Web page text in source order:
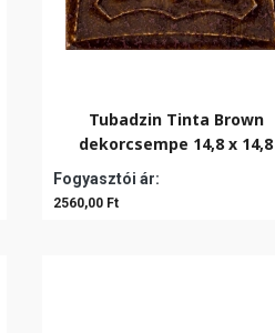
Tubadzin Tinta Brown
dekorcsempe 14,8 x 14,8
Fogyasztói ár:
2560,00 Ft